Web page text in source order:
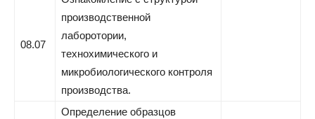
08.07
производственной
лаборотории,
технохимического и
микробиологического контроля
производства.
Определение образцов